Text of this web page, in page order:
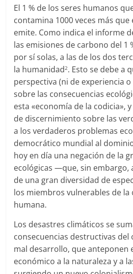
El 1 % de los seres humanos
contamina 1000 veces más que
emite. Como indica el informe
las emisiones de carbono del 1
por sí solas, a las de los dos
la humanidad2. Esto se debe a
perspectiva (ni de experiencia
sobre las consecuencias
esta «economía de la codicia»,
de discernimiento sobre las
a los verdaderos problemas
democrático mundial al
hoy en día una negación de la
ecológicas —que, sin embargo,
de una gran diversidad de
los miembros vulnerables de la
humana.
Los desastres climáticos se
consecuencias destructivas del
mal desarrollo, que anteponen
económico a la naturaleza y a